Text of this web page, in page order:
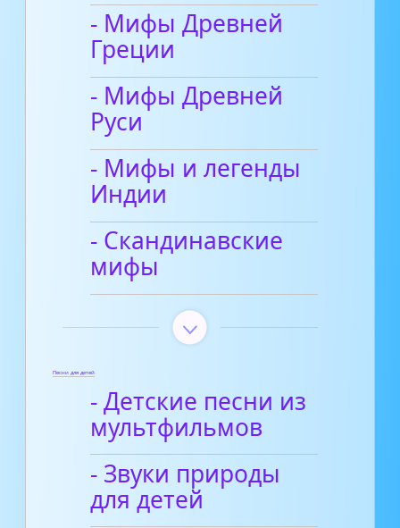
- Мифы Древней
Греции
- Мифы Древней
Руси
- Мифы и легенды
Индии
- Скандинавские
мифы
Песни для детей
- Детские песни из
мультфильмов
- Звуки природы
для детей